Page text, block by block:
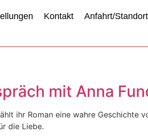
Kontakt Anfahrt/Standort
mit Anna
ihr Roman eine wahre Geschichte
die Liebe.